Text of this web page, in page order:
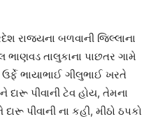
રાજ્યના બળવાની જિલ્લાના
તાલુકાના પાછતર ગામે
ભાયાભાઈ ગીલુભાઈ ખરતે
દારૂ પીવાની ટેવ હોય, તેમના
પીવાની ના કહી, મીઠો ઠપકો